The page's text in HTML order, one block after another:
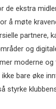
de ekstra
å møte
partnere,
og
moderne og
bare øke
styrke